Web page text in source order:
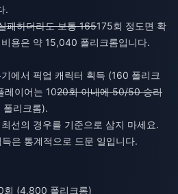
.
패하더라도 보통 165175회 정도면 확
용은 약 15,040 폴리크롬입니다.
에서 픽업 캐릭터 획득 (160 폴리크
레이어는 1020회 이내에 50/50 승리
리크롬).
선의 경우를 기준으로 삼지 마세요.
은 통계적으로 드문 일입니다.
회 (4,800 폴리크롬)